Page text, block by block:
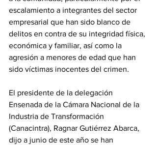
escalamiento a integrantes del sector
empresarial que han sido blanco de
delitos en contra de su integridad física,
económica y familiar, así como la
agresión a menores de edad que han
sido víctimas inocentes del crimen.
El presidente de la delegación
Ensenada de la Cámara Nacional de la
Industria de Transformación
(Canacintra), Ragnar Gutiérrez Abarca,
dijo a junio de este año se han